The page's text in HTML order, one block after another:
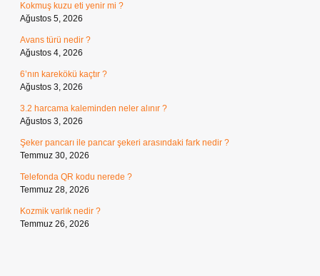
Kokmuş kuzu eti yenir mi ?
Ağustos 5, 2026
Avans türü nedir ?
Ağustos 4, 2026
6’nın karekökü kaçtır ?
Ağustos 3, 2026
3.2 harcama kaleminden neler alınır ?
Ağustos 3, 2026
Şeker pancarı ile pancar şekeri arasındaki fark nedir ?
Temmuz 30, 2026
Telefonda QR kodu nerede ?
Temmuz 28, 2026
Kozmik varlık nedir ?
Temmuz 26, 2026